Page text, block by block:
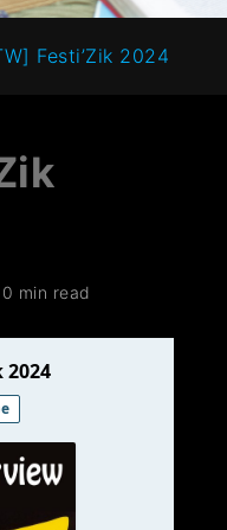
Festi’Zik 2024
0 min read